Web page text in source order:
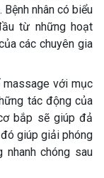
nhân có biểu
từ những hoạt
các chuyên gia
massage với mục
tác động của
bắp sẽ giúp đả
giúp giải phóng
nhanh chóng sau